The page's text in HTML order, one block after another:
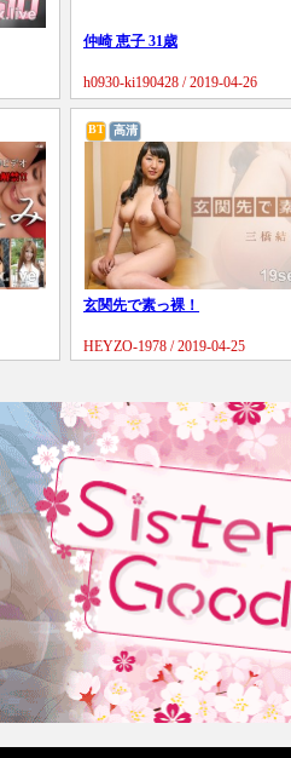
仲崎 恵子 31歳
h0930-ki190428 / 2019-04-26
BT 高清
玄関先で素っ裸！
HEYZO-1978 / 2019-04-25